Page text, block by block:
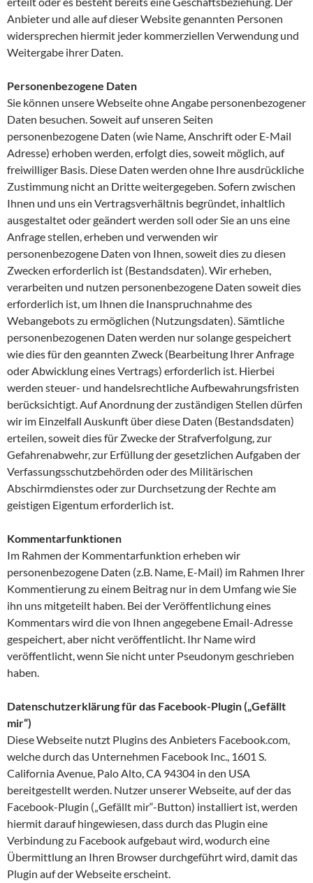
Anbieter und alle auf dieser Website genannten Personen
widersprechen hiermit jeder kommerziellen Verwendung und
Weitergabe ihrer Daten.
Personenbezogene Daten
Sie können unsere Webseite ohne Angabe personenbezogener
Daten besuchen. Soweit auf unseren Seiten
personenbezogene Daten (wie Name, Anschrift oder E-Mail
Adresse) erhoben werden, erfolgt dies, soweit möglich, auf
freiwilliger Basis. Diese Daten werden ohne Ihre ausdrückliche
Zustimmung nicht an Dritte weitergegeben. Sofern zwischen
Ihnen und uns ein Vertragsverhältnis begründet, inhaltlich
ausgestaltet oder geändert werden soll oder Sie an uns eine
Anfrage stellen, erheben und verwenden wir
personenbezogene Daten von Ihnen, soweit dies zu diesen
Zwecken erforderlich ist (Bestandsdaten). Wir erheben,
verarbeiten und nutzen personenbezogene Daten soweit dies
erforderlich ist, um Ihnen die Inanspruchnahme des
Webangebots zu ermöglichen (Nutzungsdaten). Sämtliche
personenbezogenen Daten werden nur solange gespeichert
wie dies für den geannten Zweck (Bearbeitung Ihrer Anfrage
oder Abwicklung eines Vertrags) erforderlich ist. Hierbei
werden steuer- und handelsrechtliche Aufbewahrungsfristen
berücksichtigt. Auf Anordnung der zuständigen Stellen dürfen
wir im Einzelfall Auskunft über diese Daten (Bestandsdaten)
erteilen, soweit dies für Zwecke der Strafverfolgung, zur
Gefahrenabwehr, zur Erfüllung der gesetzlichen Aufgaben der
Verfassungsschutzbehörden oder des Militärischen
Abschirmdienstes oder zur Durchsetzung der Rechte am
geistigen Eigentum erforderlich ist.
Kommentarfunktionen
Im Rahmen der Kommentarfunktion erheben wir
personenbezogene Daten (z.B. Name, E-Mail) im Rahmen Ihrer
Kommentierung zu einem Beitrag nur in dem Umfang wie Sie
ihn uns mitgeteilt haben. Bei der Veröffentlichung eines
Kommentars wird die von Ihnen angegebene Email-Adresse
gespeichert, aber nicht veröffentlicht. Ihr Name wird
veröffentlicht, wenn Sie nicht unter Pseudonym geschrieben
haben.
Datenschutzerklärung für das Facebook-Plugin („Gefällt
mir“)
Diese Webseite nutzt Plugins des Anbieters Facebook.com,
welche durch das Unternehmen Facebook Inc., 1601 S.
California Avenue, Palo Alto, CA 94304 in den USA
bereitgestellt werden. Nutzer unserer Webseite, auf der das
Facebook-Plugin („Gefällt mir“-Button) installiert ist, werden
hiermit darauf hingewiesen, dass durch das Plugin eine
Verbindung zu Facebook aufgebaut wird, wodurch eine
Übermittlung an Ihren Browser durchgeführt wird, damit das
Plugin auf der Webseite erscheint.